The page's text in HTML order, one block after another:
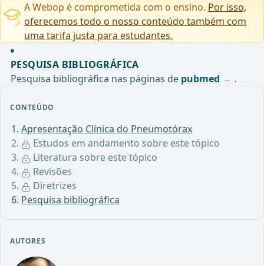
CONTEÚDO
Apresentação Clínica do Pneumotórax
Estudos em andamento sobre este tópico
Literatura sobre este tópico
Revisões
Diretrizes
Pesquisa bibliográfica
AUTORES
A Webop é comprometida com o ensino. Por isso,
oferecemos todo o nosso conteúdo também com
uma tarifa justa para estudantes.
PESQUISA BIBLIOGRÁFICA
Pesquisa bibliográfica nas páginas de pubmed .